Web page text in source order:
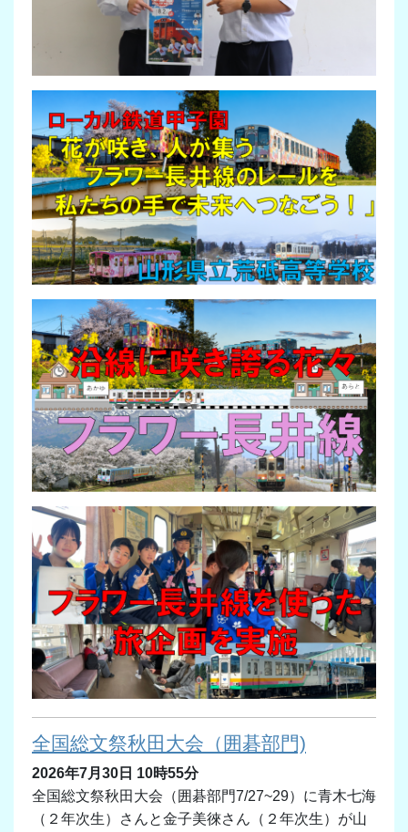
全国総文祭秋田大会（囲碁部門)
2026年7月30日 10時55分
全国総文祭秋田大会（囲碁部門7/27~29）に青木七海
（２年次生）さんと金子美徠さん（２年次生）が山